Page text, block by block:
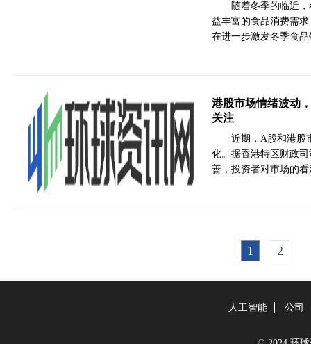
随着冬季的临近
益丰富的食品消费需
在进一步激发冬季食
港股市场情绪波动
关注
近期，A股和港股
化。据香港特区财政
善，投资者对市场的
1 2
人工智能 公司